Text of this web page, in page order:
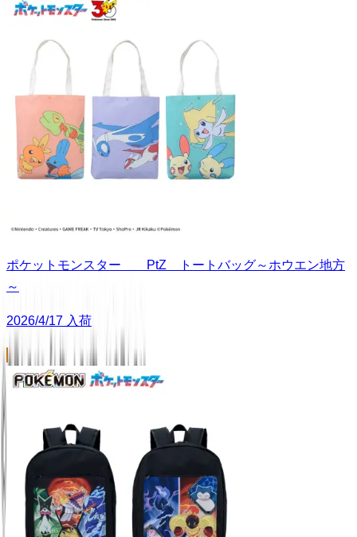
ポケットモンスター PtZ トートバッグ～ホウエン地方
～
2026/4/17 入荷